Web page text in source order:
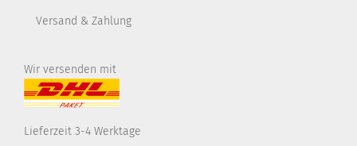
Versand & Zahlung
Wir versenden mit
Lieferzeit 3-4 Werktage